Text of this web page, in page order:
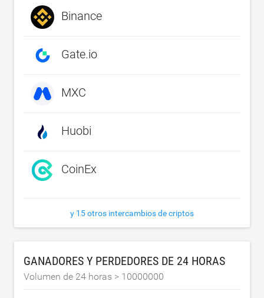
Binance
Gate.io
MXC
Huobi
CoinEx
y 15 otros intercambios de criptos
GANADORES Y PERDEDORES DE 24 HORAS
Volumen de 24 horas > 10000000